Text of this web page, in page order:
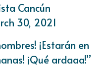
Cancún
30, 2021
¡Estarán en
¡Qué ardaaa!”